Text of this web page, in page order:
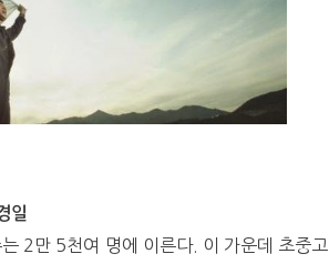
일
2만 5천여 명에 이른다. 이 가운데 초중